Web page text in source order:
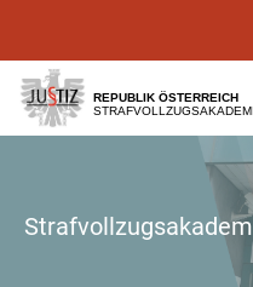
[1]
[2]
[3]
REPUBLIK ÖSTERREICH